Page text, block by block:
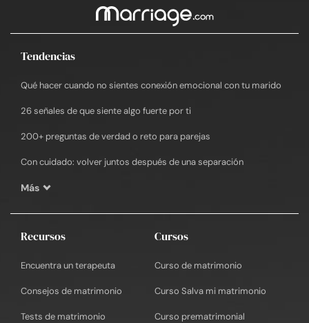
Tendencias
Qué hacer cuando no sientes conexión emocional con tu marido
26 señales de que siente algo fuerte por ti
200+ preguntas de verdad o reto para parejas
Con cuidado: volver juntos después de una separación
Más
Recursos
Encuentra un terapeuta
Consejos de matrimonio
Tests de matrimonio
Cursos
Curso de matrimonio
Curso Salva mi matrimonio
Curso prematrimonial